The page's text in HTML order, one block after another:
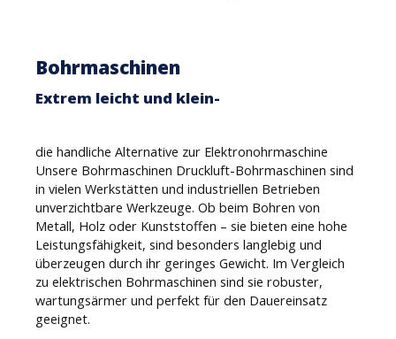
Bohrmaschinen
Extrem leicht und klein-
die handliche Alternative zur Elektronohrmaschine
Unsere Bohrmaschinen Druckluft-Bohrmaschinen sind
in vielen Werkstätten und industriellen Betrieben
unverzichtbare Werkzeuge. Ob beim Bohren von
Metall, Holz oder Kunststoffen – sie bieten eine hohe
Leistungsfähigkeit, sind besonders langlebig und
überzeugen durch ihr geringes Gewicht. Im Vergleich
zu elektrischen Bohrmaschinen sind sie robuster,
wartungsärmer und perfekt für den Dauereinsatz
geeignet.